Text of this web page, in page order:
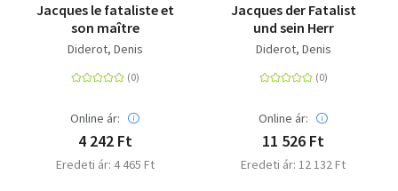
Jacques le fataliste et
son maître
Diderot, Denis
Online ár:
4 242 Ft
Eredeti ár: 4 465 Ft
Jacques der Fatalist
und sein Herr
Diderot, Denis
Online ár:
11 526 Ft
Eredeti ár: 12 132 Ft